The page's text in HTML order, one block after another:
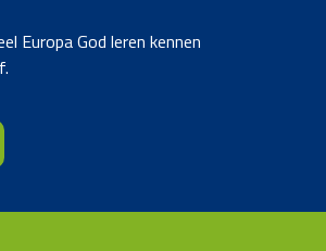
Europa God leren kennen